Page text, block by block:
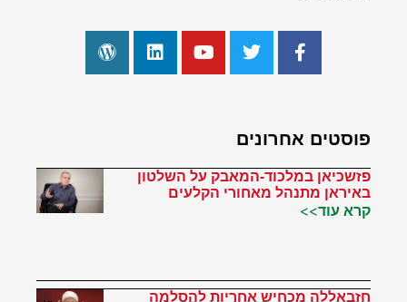
פוסטים אחרונים
פזשכיאן במלכוד-המאבק על השלטון
באיראן מתנהל מאחורי הקלעים
קרא עוד>>
חזבאללה מכחיש אחריות להסלמה